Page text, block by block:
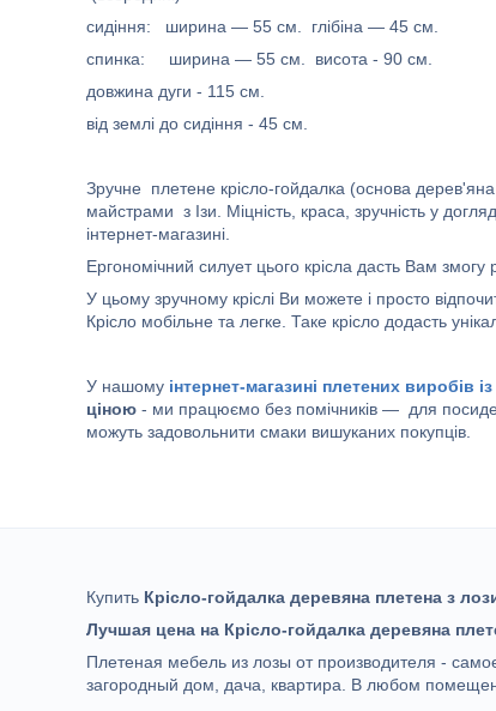
сидіння: ширина — 55 см. глібіна — 45 см.
спинка: ширина — 55 см. висота - 90 см.
довжина дуги - 115 см.
від землі до сидіння - 45 см.
Зручне плетене крісло-гойдалка (основа
майстрами з Ізи. Міцність, краса, зручність у
інтернет-магазині.
Ергономічний силует цього крісла дасть Вам змогу
У цьому зручному кріслі Ви можете і просто
Крісло мобільне та легке. Таке крісло додасть
У нашому інтернет-магазині плетених виробів із
ціною - ми працюємо без помічників — для
можуть задовольнити смаки вишуканих покупців.
Купить Крісло-гойдалка деревяна плетена з
Лучшая цена на Крісло-гойдалка деревяна
Плетеная мебель из лозы от производителя -
загородный дом, дача, квартира. В любом